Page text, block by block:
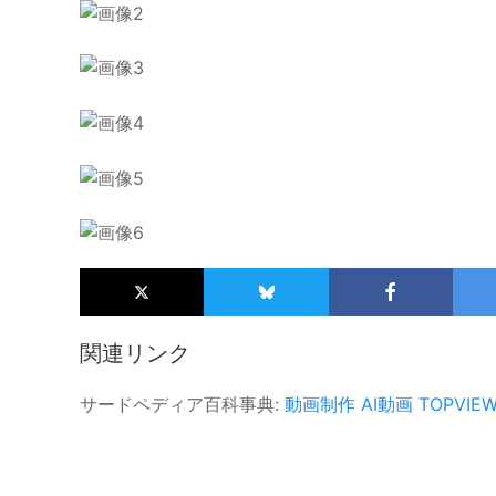
関連リンク
サードペディア百科事典: 動画制作 AI動画